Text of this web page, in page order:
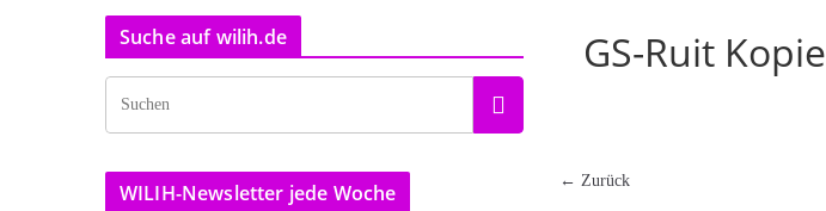
GS-Ruit Kopie
← Zurück
Suche auf wilih.de
WILIH-Newsletter jede Woche